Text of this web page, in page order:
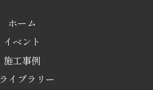
ホーム
イベント
施工事例
ライブラリー